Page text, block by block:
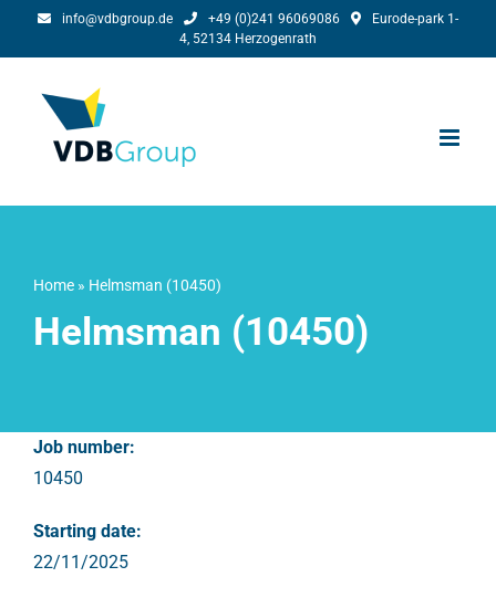
info@vdbgroup.de +49 (0)241 96069086
Eurode-park 1-
4, 52134 Herzogenrath
Home» Helmsman (10450)
Helmsman (10450)
Job number:
10450
Starting date:
22/11/2025